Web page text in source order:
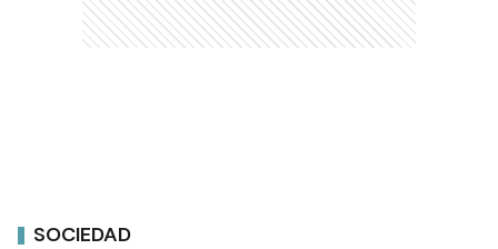
SOCIEDAD